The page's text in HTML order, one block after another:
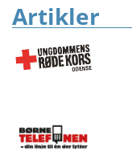
Artikler